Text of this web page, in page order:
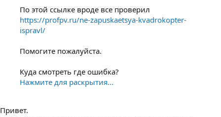
По этой ссылке вроде все проверил
https://profpv.ru/ne-zapuskaetsya-kvadrokopter-
ispravl/
Помогите пожалуйста.
Куда смотреть где ошибка?
Нажмите для раскрытия...
Привет.